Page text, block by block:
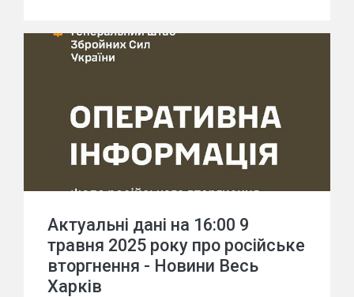
Актуальні дані на 16:00 9
травня 2025 року про російське
вторгнення - Новини Весь
Харків